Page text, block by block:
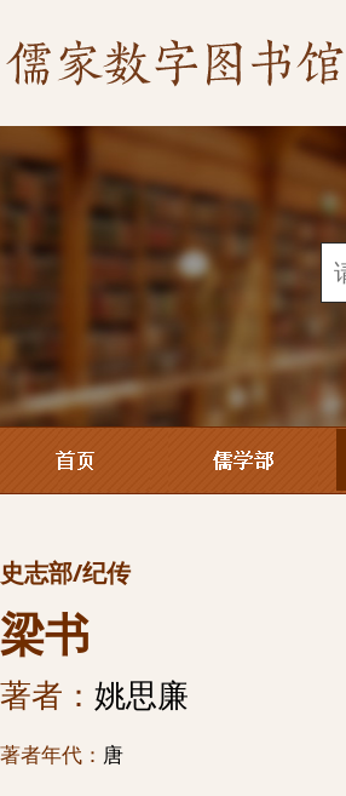
史志部/纪传
梁书
著者： 姚思廉
著者年代： 唐